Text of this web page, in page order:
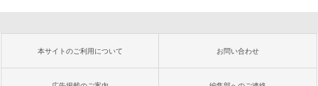
本サイトのご利用について お問い合わせ